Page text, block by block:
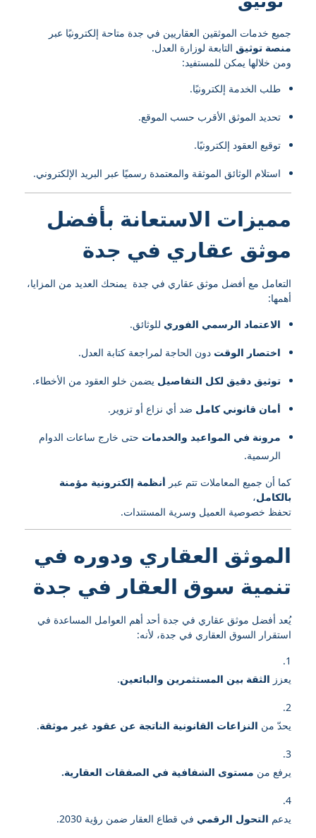
جميع خدمات الموثقين العقاريين في جدة متاحة إلكترونيًا عبر
منصة توثيق التابعة لوزارة العدل.
ومن خلالها يمكن للمستفيد:
طلب الخدمة إلكترونيًا.
تحديد الموثق الأقرب حسب الموقع.
توقيع العقود إلكترونيًا.
استلام الوثائق الموثقة والمعتمدة رسميًا عبر البريد الإلكتروني.
مميزات الاستعانة بأفضل
موثق عقاري في جدة
التعامل مع أفضل موثق عقاري في جدة يمنحك العديد من المزايا،
أهمها:
الاعتماد الرسمي الفوري للوثائق.
اختصار الوقت دون الحاجة لمراجعة كتابة العدل.
توثيق دقيق لكل التفاصيل يضمن خلو العقود من الأخطاء.
أمان قانوني كامل ضد أي نزاع أو تزوير.
مرونة في المواعيد والخدمات حتى خارج ساعات الدوام
الرسمية.
كما أن جميع المعاملات تتم عبر أنظمة إلكترونية مؤمنة
بالكامل،
تحفظ خصوصية العميل وسرية المستندات.
الموثق العقاري ودوره في
تنمية سوق العقار في جدة
يُعد أفضل موثق عقاري في جدة أحد أهم العوامل المساعدة في
استقرار السوق العقاري في جدة، لأنه:
يعزز الثقة بين المستثمرين والبائعين.
يحدّ من النزاعات القانونية الناتجة عن عقود غير موثقة.
يرفع من مستوى الشفافية في الصفقات العقارية.
يدعم التحول الرقمي في قطاع العقار ضمن رؤية 2030.